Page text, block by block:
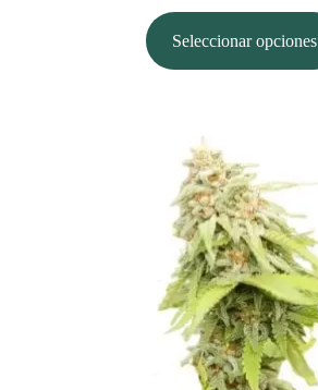
Seleccionar opciones